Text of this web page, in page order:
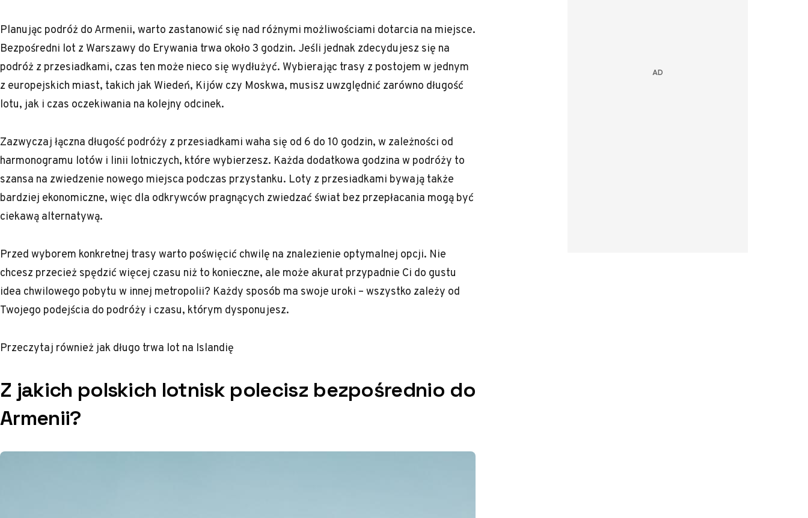
Planując podróż do Armenii, warto zastanowić się nad różnymi możliwościami dotarcia na miejsce.
Bezpośredni lot z Warszawy do Erywania trwa około 3 godzin. Jeśli jednak zdecydujesz się na
podróż z przesiadkami, czas ten może nieco się wydłużyć. Wybierając trasy z postojem w jednym
z europejskich miast, takich jak Wiedeń, Kijów czy Moskwa, musisz uwzględnić zarówno długość
lotu, jak i czas oczekiwania na kolejny odcinek.
Zazwyczaj łączna długość podróży z przesiadkami waha się od 6 do 10 godzin, w zależności od
harmonogramu lotów i linii lotniczych, które wybierzesz. Każda dodatkowa godzina w podróży to
szansa na zwiedzenie nowego miejsca podczas przystanku. Loty z przesiadkami bywają także
bardziej ekonomiczne, więc dla odkrywców pragnących zwiedzać świat bez przepłacania mogą być
ciekawą alternatywą.
Przed wyborem konkretnej trasy warto poświęcić chwilę na znalezienie optymalnej opcji. Nie
chcesz przecież spędzić więcej czasu niż to konieczne, ale może akurat przypadnie Ci do gustu
idea chwilowego pobytu w innej metropolii? Każdy sposób ma swoje uroki – wszystko zależy od
Twojego podejścia do podróży i czasu, którym dysponujesz.
Przeczytaj również jak długo trwa lot na Islandię
Z jakich polskich lotnisk polecisz bezpośrednio do
Armenii?